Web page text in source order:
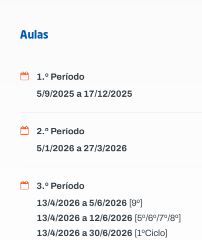
Aulas
1.º Período
5/9/2025 a 17/12/2025
2.º Período
5/1/2026 a 27/3/2026
3.º Período
13/4/2026 a 5/6/2026 [9º]
13/4/2026 a 12/6/2026 [5º/6º/7º/8º]
13/4/2026 a 30/6/2026 [1ºCiclo]